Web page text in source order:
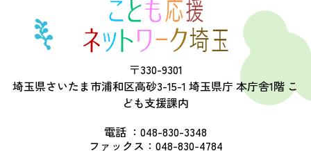
〒330-9301
埼玉県さいたま市浦和区高砂3-15-1 埼玉県庁 本庁舎1階 こ
ども支援課内
電話 ： 048-830-3348
ファックス： 048-830-4784